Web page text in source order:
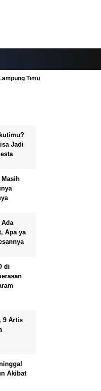
Timur
Jadi
Masih
Ada
Apa ya
di
9 Artis
Akibat